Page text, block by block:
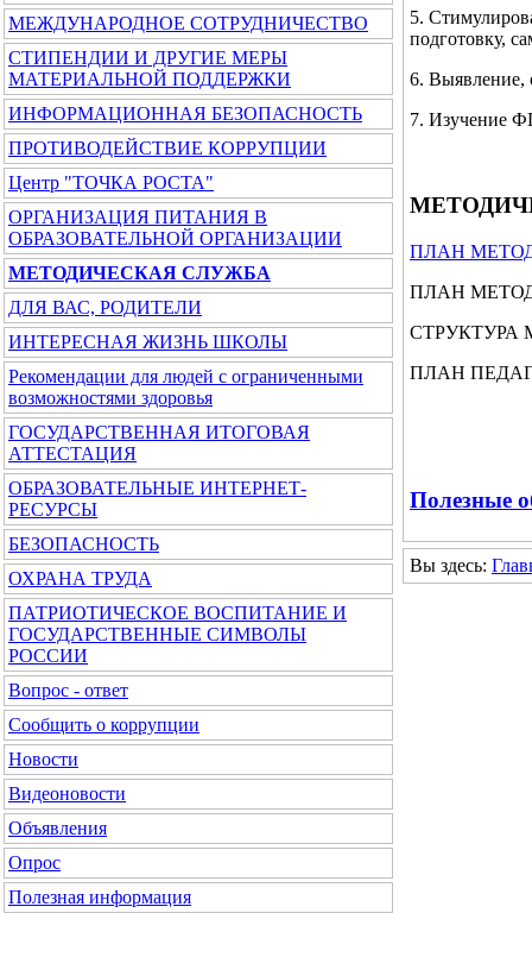
МЕЖДУНАРОДНОЕ СОТРУДНИЧЕСТВО
СТИПЕНДИИ И ДРУГИЕ МЕРЫ
МАТЕРИАЛЬНОЙ ПОДДЕРЖКИ
ИНФОРМАЦИОННАЯ БЕЗОПАСНОСТЬ
ПРОТИВОДЕЙСТВИЕ КОРРУПЦИИ
Центр "ТОЧКА РОСТА"
ОРГАНИЗАЦИЯ ПИТАНИЯ В
ОБРАЗОВАТЕЛЬНОЙ ОРГАНИЗАЦИИ
МЕТОДИЧЕСКАЯ СЛУЖБА
ДЛЯ ВАС, РОДИТЕЛИ
ИНТЕРЕСНАЯ ЖИЗНЬ ШКОЛЫ
Рекомендации для людей с ограниченными
возможностями здоровья
ГОСУДАРСТВЕННАЯ ИТОГОВАЯ
АТТЕСТАЦИЯ
ОБРАЗОВАТЕЛЬНЫЕ ИНТЕРНЕТ-
РЕСУРСЫ
БЕЗОПАСНОСТЬ
ОХРАНА ТРУДА
ПАТРИОТИЧЕСКОЕ ВОСПИТАНИЕ И
ГОСУДАРСТВЕННЫЕ СИМВОЛЫ
РОССИИ
Вопрос - ответ
Сообщить о коррупции
Новости
Видеоновости
Объявления
Опрос
Полезная информация
5.
подготовку,
6. Выявление,
7. Изучение
ПЛАН
ПЛАН
СТРУКТУРА
ПЛАН
Полезные
Вы здесь: